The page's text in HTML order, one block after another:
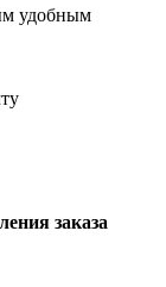
удобным
заказа